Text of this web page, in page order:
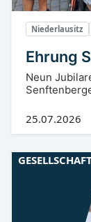
Niederlausitz
Ehrung
Neun
25.07.2026